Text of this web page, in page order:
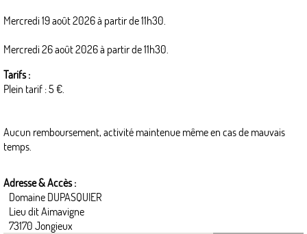
Mercredi 19 août 2026 à partir de 11h30.
Mercredi 26 août 2026 à partir de 11h30.
Tarifs :
Plein tarif : 5 €.
Aucun remboursement, activité maintenue même en cas de mauvais
temps.
Adresse & Accès :
Domaine DUPASQUIER
Lieu dit Aimavigne
73170 Jongieux